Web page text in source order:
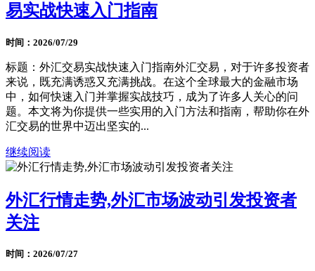
易实战快速入门指南
时间：2026/07/29
标题：外汇交易实战快速入门指南外汇交易，对于许多投资者
来说，既充满诱惑又充满挑战。在这个全球最大的金融市场
中，如何快速入门并掌握实战技巧，成为了许多人关心的问
题。本文将为你提供一些实用的入门方法和指南，帮助你在外
汇交易的世界中迈出坚实的...
继续阅读
外汇行情走势,外汇市场波动引发投资者
关注
时间：2026/07/27